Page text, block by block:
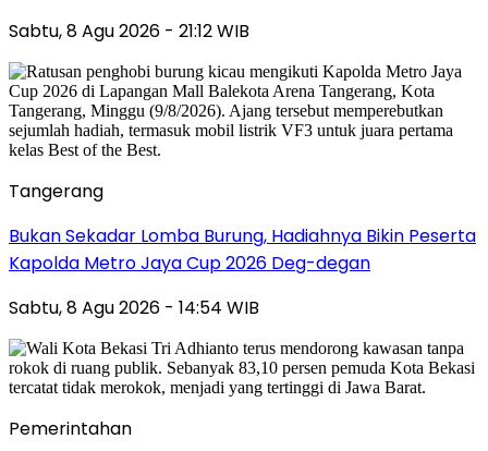
Sabtu, 8 Agu 2026 - 21:12 WIB
Tangerang
Bukan Sekadar Lomba Burung, Hadiahnya Bikin Peserta
Kapolda Metro Jaya Cup 2026 Deg-degan
Sabtu, 8 Agu 2026 - 14:54 WIB
Pemerintahan